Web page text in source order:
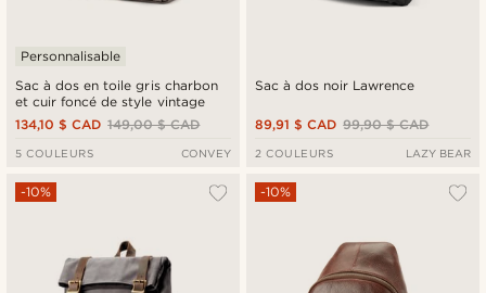
Sac à dos en toile gris charbon
et cuir foncé de style vintage
Personnalisable
149,00 $ CAD
134,10 $ CAD
5 COULEURS CONVEY
Sac à dos noir Lawrence
99,90 $ CAD
89,91 $ CAD
2 COULEURS LAZY BEAR
-10% -10%